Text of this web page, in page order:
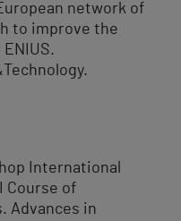
network of
to improve the
International
Course of
Advances in